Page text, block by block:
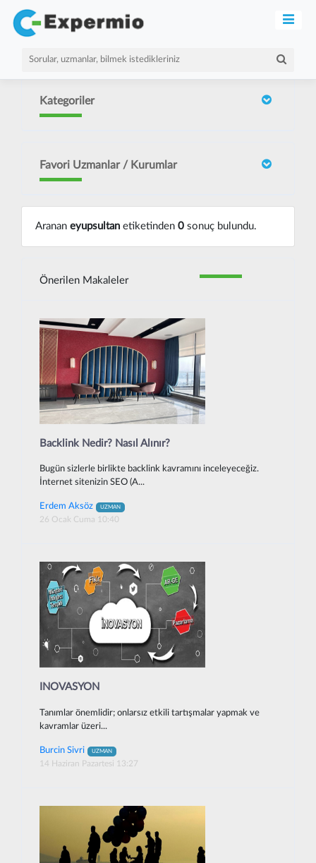
Kategoriler
Favori Uzmanlar / Kurumlar
Aranan eyupsultanetiketinden 0sonuç bulundu.
Önerilen Makaleler
Backlink Nedir? Nasıl Alınır?
Bugün sizlerle birlikte backlink kavramını inceleyeceğiz.
İnternet sitenizin SEO (A...
Erdem Aksöz UZMAN
26 Ocak Cuma 10:40
INOVASYON
Tanımlar önemlidir; onlarsız etkili tartışmalar yapmak ve
kavramlar üzeri...
Burcin Sivri UZMAN
14 Haziran Pazartesi 13:27